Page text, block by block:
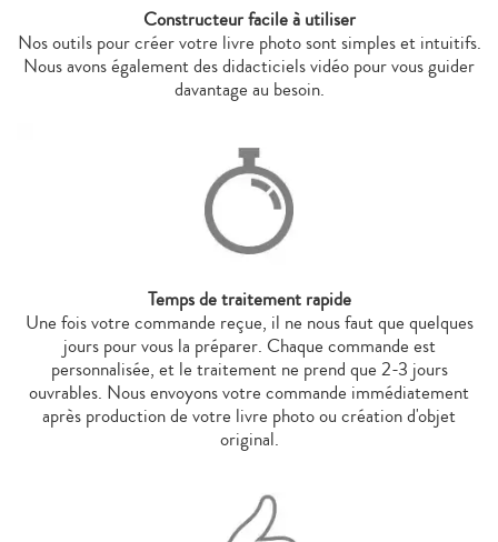
Constructeur facile à utiliser
Nos outils pour créer votre livre photo sont simples et intuitifs.
Nous avons également des didacticiels vidéo pour vous guider
davantage au besoin.
Temps de traitement rapide
Une fois votre commande reçue, il ne nous faut que quelques
jours pour vous la préparer. Chaque commande est
personnalisée, et le traitement ne prend que 2-3 jours
ouvrables. Nous envoyons votre commande immédiatement
après production de votre livre photo ou création d'objet
original.